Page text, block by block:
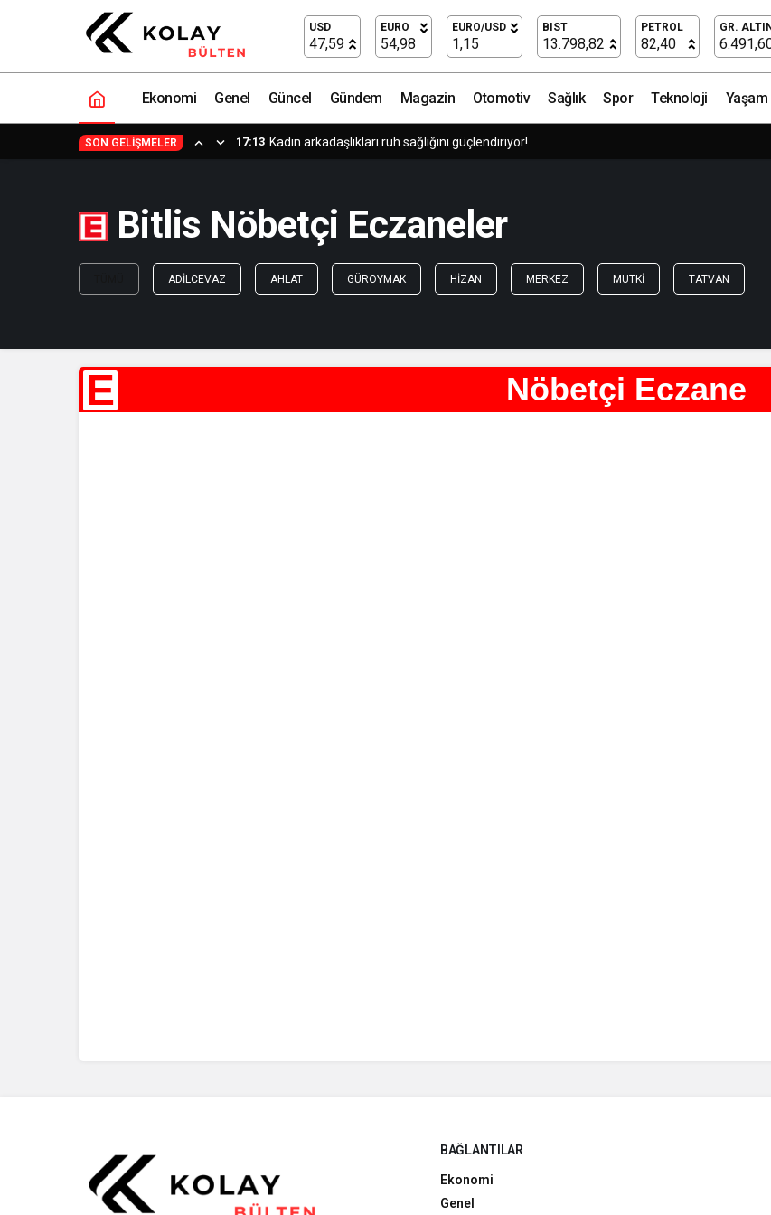
USD
47,59
EURO
54,98
EURO/USD
1,15
BIST
13.798,82
PETROL
82,40
GR.
Ekonomi Genel Güncel Gündem Magazin Otomotiv Sağlık Spor Teknoloji Yaşam
SON GELIŞMELER 17:13 Kadın arkadaşlıkları ruh sağlığını güçlendiriyor!
Bitlis Nöbetçi Eczaneler
ADILCEVAZ AHLAT GÜROYMAK HIZAN MERKEZ MUTKI TATVAN
E Nöbetçi Eczane
BAĞLANTILAR
Ekonomi
Genel